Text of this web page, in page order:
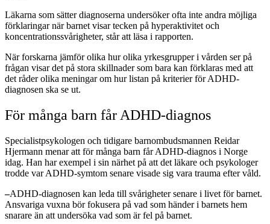
Läkarna som sätter diagnoserna undersöker ofta inte andra möjliga
förklaringar när barnet visar tecken på hyperaktivitet och
koncentrationssvårigheter, står att läsa i rapporten.
När forskarna jämför olika hur olika yrkesgrupper i vården ser på
frågan visar det på stora skillnader som bara kan förklaras med att
det råder olika meningar om hur listan på kriterier för ADHD-
diagnosen ska se ut.
För många barn får ADHD-diagnos
Specialistpsykologen och tidigare barnombudsmannen Reidar
Hjermann menar att för många barn får ADHD-diagnos i Norge
idag. Han har exempel i sin närhet på att det läkare och psykologer
trodde var ADHD-symtom senare visade sig vara trauma efter våld.
–ADHD-diagnosen kan leda till svårigheter senare i livet för barnet.
Ansvariga vuxna bör fokusera på vad som händer i barnets hem
snarare än att undersöka vad som är fel på barnet.